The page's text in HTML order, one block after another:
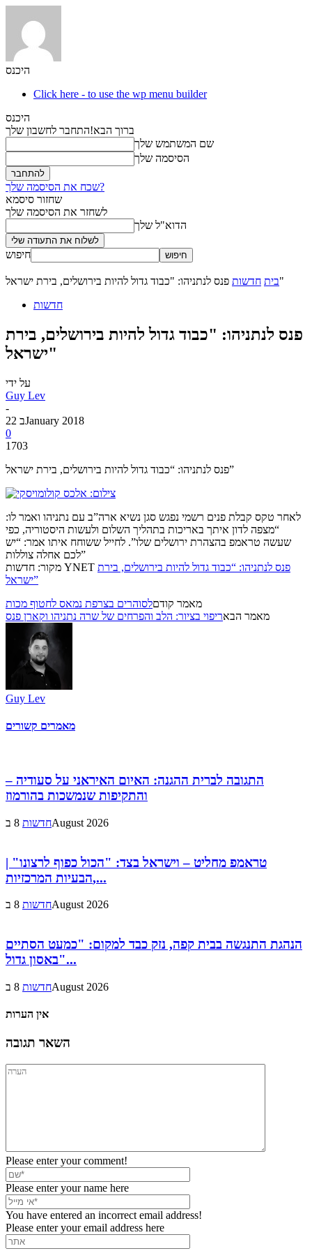
היכנס
Click here - to use the wp menu builder
היכנס
ברוך הבא!התחבר לחשבון שלך
שם המשתמש שלך
הסיסמה שלך
שכח את הסיסמה שלך?
שחזור סיסמא
לשחזר את הסיסמה שלך
הדוא"ל שלך
חיפוש
בית חדשות
פנס לנתניהו: "כבוד גדול להיות בירושלים, בירת ישראל"
חדשות
פנס לנתניהו: "כבוד גדול להיות בירושלים, בירת
ישראל"
על ידי
Guy Lev
-
22 בJanuary 2018
0
1703
פנס לנתניהו: “כבוד גדול להיות בירושלים, בירת ישראל”
לאחר טקס קבלת פנים רשמי נפגש סגן נשיא ארה”ב עם נתניהו ואמר לו:
“מצפה לדון איתך באריכות בתהליך השלום ולעשות היסטוריה, כפי
שעשה טראמפ בהצהרת ירושלים שלו”. לחייל ששוחח איתו אמר: “יש
לכם אחלה צוללות”
מקור: חדשות YNET פנס לנתניהו: “כבוד גדול להיות בירושלים, בירת
ישראל”
מאמר קודםלסוהרים בצרפת נמאס לחטוף מכות
מאמר הבאריפוי בציור: הלב והפרחים של שרה נתניהו וקארן פנס
Guy Lev
מאמרים קשורים
התגובה לברית ההגנה: האיום האיראני על סעודיה –
והתקיפות שנמשכות בהורמוז
חדשות8 בAugust 2026
טראמפ מחליט – וישראל בצד: "הכול כפוף לרצונו" |
הבעיות המרכזיות,...
חדשות8 בAugust 2026
הנהגת התנגשה בבית קפה, נזק כבד למקום: "כמעט הסתיים
באסון גדול"...
חדשות8 בAugust 2026
אין הערות
השאר תגובה
Please enter your comment!
Please enter your name here
You have entered an incorrect email address!
Please enter your email address here